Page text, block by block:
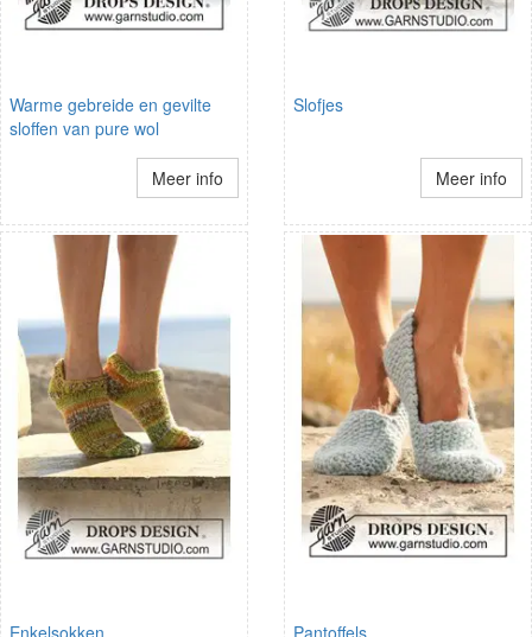
Warme gebreide en gevilte
sloffen van pure wol
Meer info
Slofjes
Meer info
Enkelsokken Pantoffels